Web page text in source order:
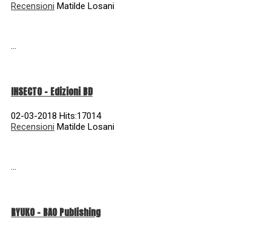
Recensioni Matilde Losani
...
INSECTO - Edizioni BD
02-03-2018 Hits:17014
Recensioni Matilde Losani
...
RYUKO - BAO Publishing